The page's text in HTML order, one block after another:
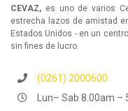
CEVAZ, es uno de varios
estrecha lazos de amistad
Estados Unidos - en un
sin fines de lucro.
(0261) 2000600
Lun– Sab 8.00am –